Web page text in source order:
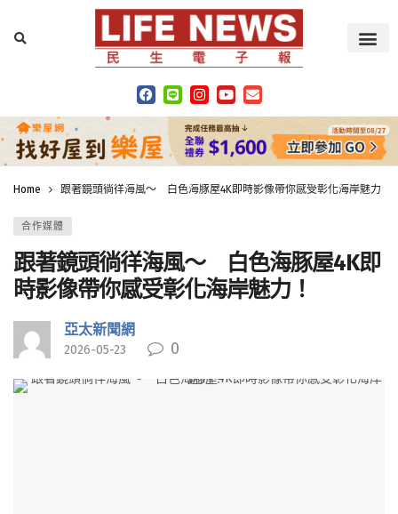
Home 跟著鏡頭徜徉海風～ 白色海豚屋4K即時影像帶你感受彰化海岸魅力！
合作媒體
跟著鏡頭徜徉海風～ 白色海豚屋4K即
時影像帶你感受彰化海岸魅力！
亞太新聞網
2026-05-23 0